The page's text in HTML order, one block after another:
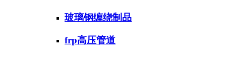
玻璃钢缠绕制品
frp高压管道